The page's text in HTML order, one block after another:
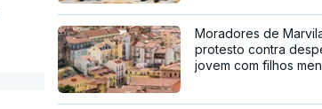
Moradores de
protesto contra
jovem com filhos